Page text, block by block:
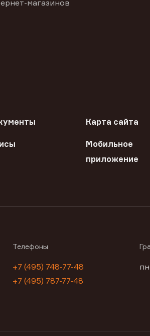
магазинов
Карта сайта
Мобильное
приложение
Телефоны
+7 (495) 748-77-48
+7 (495) 787-77-48